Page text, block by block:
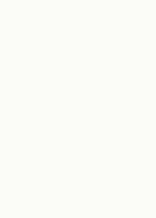
Accueil
Accueil Vélo